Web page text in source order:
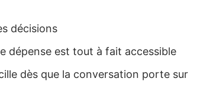
décisions
dépense est tout à fait accessible
dès que la conversation porte sur